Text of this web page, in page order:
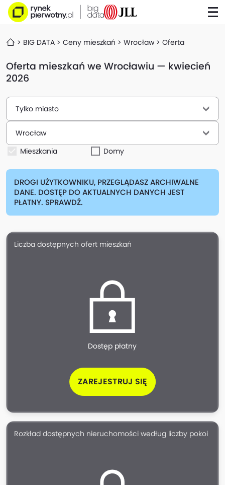
BIG DATA Ceny mieszkań Wrocław Oferta
Oferta mieszkań we Wrocławiu — kwiecień
2026
Mieszkania Domy
Tylko miasto
Wrocław
DROGI UŻYTKOWNIKU, PRZEGLĄDASZ ARCHIWALNE
DANE. DOSTĘP DO AKTUALNYCH DANYCH JEST
PŁATNY. SPRAWDŹ.
Liczba dostępnych ofert mieszkań
Dostęp płatny
ZAREJESTRUJ SIĘ
Rozkład dostępnych nieruchomości według liczby pokoi